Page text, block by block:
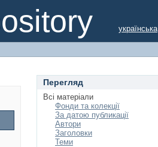
українська
Перегляд
Всі матеріали
Фонди та колекції
За датою публикації
Автори
Заголовки
Теми